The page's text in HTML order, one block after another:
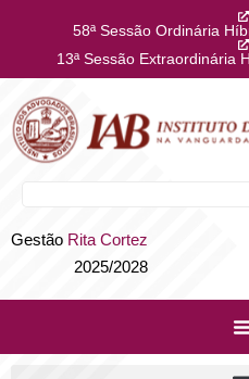
58ª Sessão Ordinária
13ª Sessão Extraordinária
Gestão Rita Cortez
2025/2028